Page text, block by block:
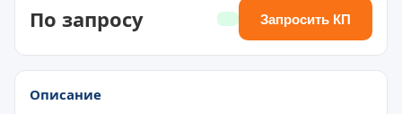
По запросу Запросить КП
Описание